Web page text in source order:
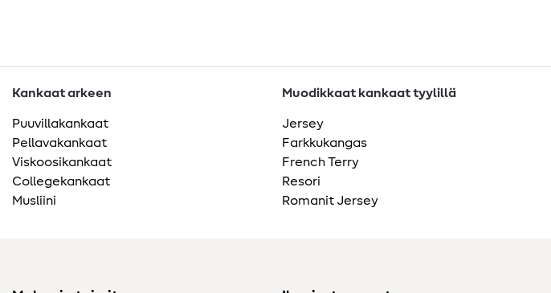
Kankaat arkeen
Puuvillakankaat
Pellavakankaat
Viskoosikankaat
Collegekankaat
Musliini
Muodikkaat kankaat tyylillä
Jersey
Farkkukangas
French Terry
Resori
Romanit Jersey